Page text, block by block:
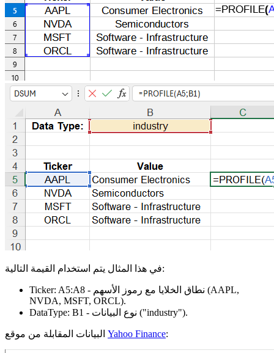
في هذا المثال يتم استخدام القيمة التالية:
Ticker: A5:A8
(AAPL,
NVDA, MSFT, ORCL).
DataType: B1 ("industry").
Yahoo Finance: